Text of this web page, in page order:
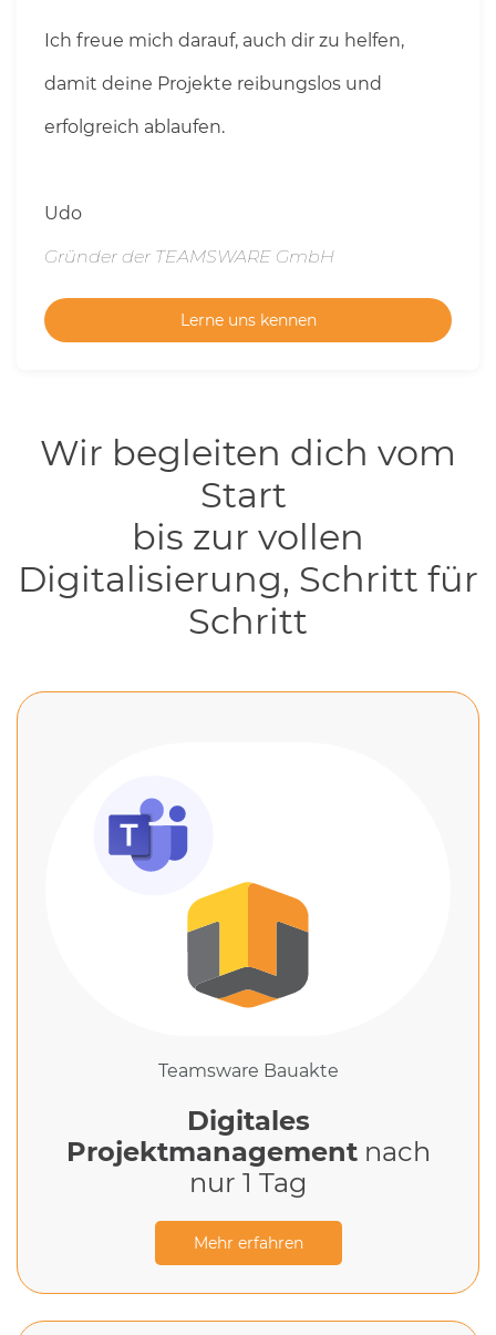
Ich freue mich darauf, auch dir zu helfen,
damit deine Projekte reibungslos und
erfolgreich ablaufen.
Udo
Gründer der TEAMSWARE GmbH
Lerne uns kennen
Wir begleiten dich vom
Start
bis zur vollen
Digitalisierung, Schritt für
Schritt
Teamsware Bauakte
Digitales
Projektmanagementnach
nur 1 Tag
Mehr erfahren